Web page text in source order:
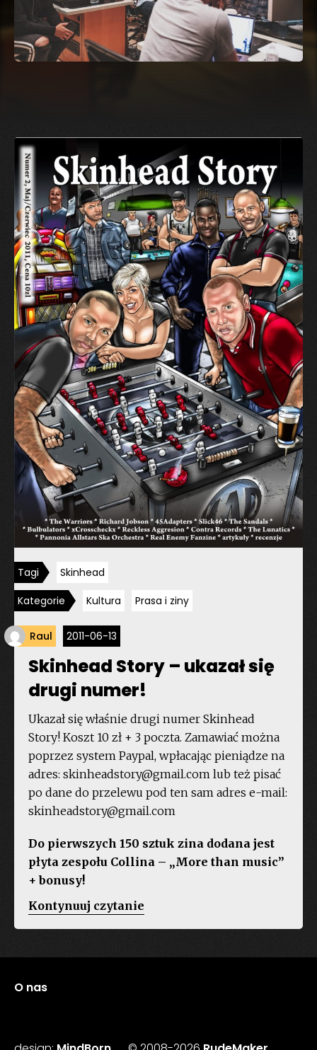
Tagi
Skinhead
Kategorie
Kultura Prasa i ziny
Raul 2011-06-13
Skinhead Story – ukazał się
drugi numer!
Ukazał się właśnie drugi numer Skinhead
Story! Koszt 10 zł + 3 poczta. Zamawiać można
poprzez system Paypal, wpłacając pieniądze na
adres: skinheadstory@gmail.com lub też pisać
po dane do przelewu pod ten sam adres e-mail:
skinheadstory@gmail.com
Do pierwszych 150 sztuk zina dodana jest
płyta zespołu Collina – „More than music”
+ bonusy!
Kontynuuj czytanie
ukazał
O nas